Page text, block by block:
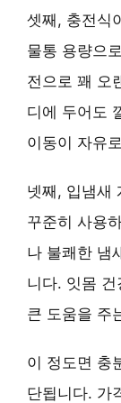
셋째, 충전식
물통 용량으
전으로 꽤 오
디에 두어도
이동이 자유
넷째, 입냄새
꾸준히 사용
나 불쾌한 냄
니다. 잇몸
큰 도움을 주
이 정도면 충
단됩니다. 가